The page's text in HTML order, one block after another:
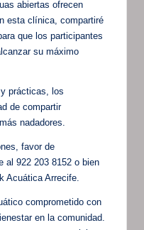
abiertas ofrecen
esta clínica, compartiré
que los participantes
su máximo
prácticas, los
de compartir
nadadores.
favor de
al 922 203 8152 o bien
Acuática Arrecife.
comprometido con
en la comunidad.